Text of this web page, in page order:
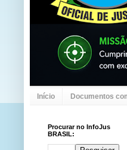
Início Documentos
Procurar no InfoJus
BRASIL: